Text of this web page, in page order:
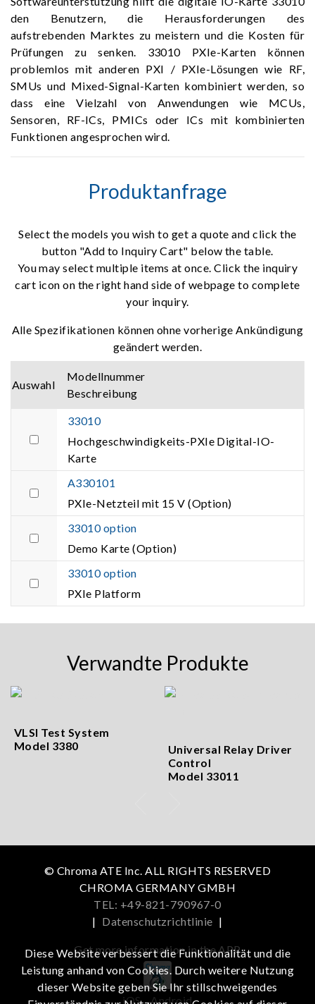
den Benutzern, die Herausforderungen des
aufstrebenden Marktes zu meistern und die Kosten für
Prüfungen zu senken. 33010 PXIe-Karten können
problemlos mit anderen PXI / PXIe-Lösungen wie RF,
SMUs und Mixed-Signal-Karten kombiniert werden, so
dass eine Vielzahl von Anwendungen wie MCUs,
Sensoren, RF-ICs, PMICs oder ICs mit kombinierten
Funktionen angesprochen wird.
Produktanfrage
Select the models you wish to get a quote and click the
button "Add to Inquiry Cart" below the table.
You may select multiple items at once. Click the inquiry
cart icon on the right hand side of webpage to complete
your inquiry.
Alle Spezifikationen können ohne vorherige Ankündigung
geändert werden.
Auswahl
Modellnummer
Beschreibung
33010
Hochgeschwindigkeits-PXIe Digital-IO-
Karte
A330101
PXIe-Netzteil mit 15 V (Option)
33010 option
Demo Karte (Option)
33010 option
PXIe Platform
Verwandte Produkte
VLSI Test System
Model 3380
Universal Relay Driver
Control
Model 33011
© Chroma ATE Inc. ALL RIGHTS RESERVED
CHROMA GERMANY GMBH
TEL: +49-821-790967-0
| Datenschutzrichtlinie |
Get more information in the APP
iOS Android
Diese Website verbessert die Funktionalität und die
Leistung anhand von Cookies. Durch weitere Nutzung
dieser Website geben Sie Ihr stillschweigendes